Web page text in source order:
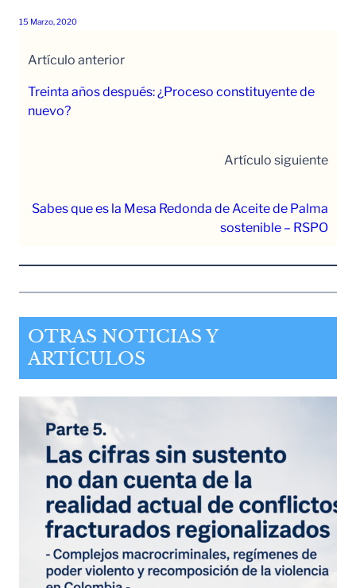
15 Marzo, 2020
Artículo anterior
Treinta años después: ¿Proceso constituyente de
nuevo?
Artículo siguiente
Sabes que es la Mesa Redonda de Aceite de Palma
sostenible – RSPO
OTRAS NOTICIAS Y
ARTÍCULOS